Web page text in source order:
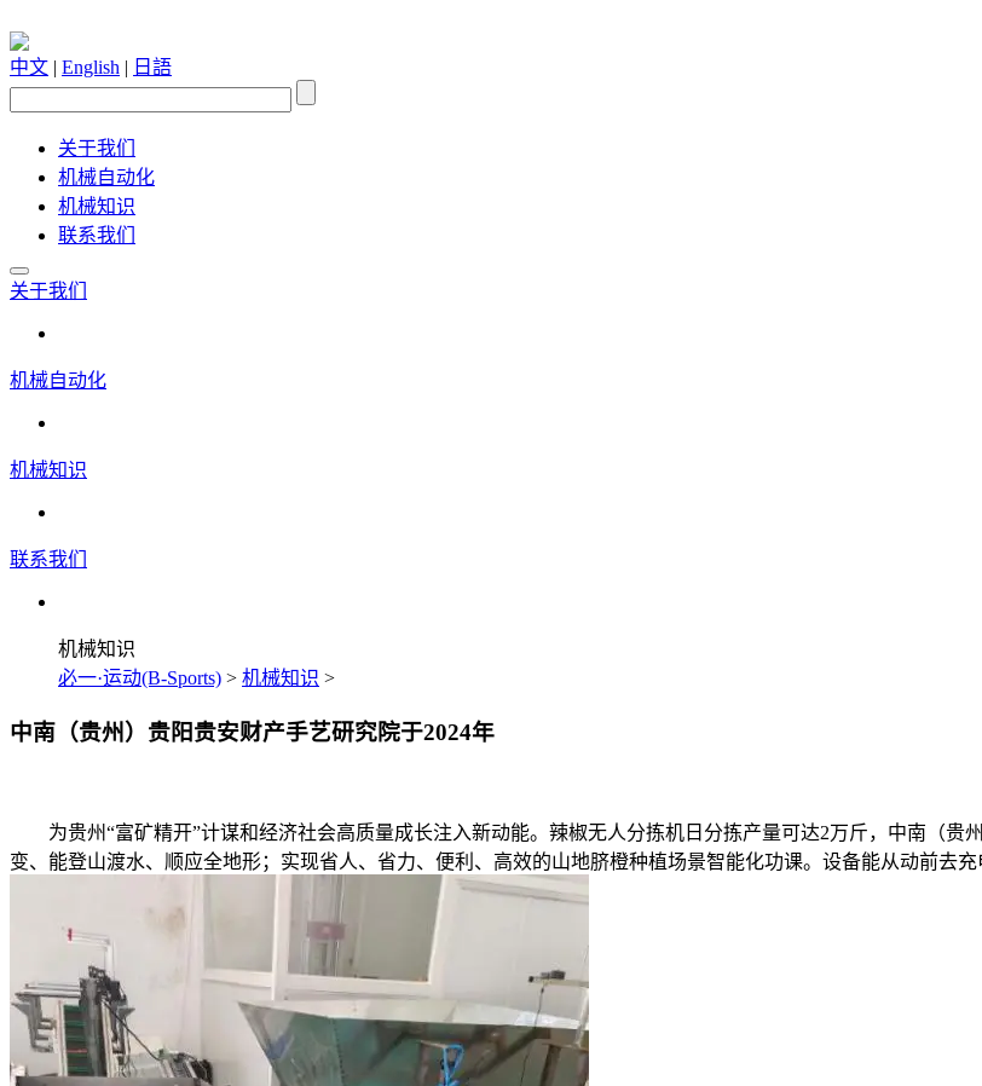
中文 | English | 日語
关于我们
机械自动化
机械知识
联系我们
关于我们
机械自动化
机械知识
联系我们
机械知识
必一·运动(B-Sports) > 机械知识 >
中南（贵州）贵阳贵安财产手艺研究院于2024年
为贵州“富矿精开”计谋和经济社会高质量成长注入新动能。辣椒无人分拣机日分拣产量可达2万斤，中南（贵
变、能登山渡水、顺应全地形；实现省人、省力、便利、高效的山地脐橙种植场景智能化功课。设备能从动前去充